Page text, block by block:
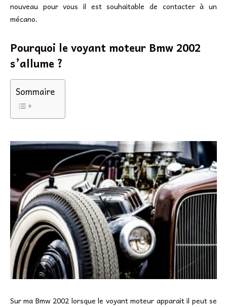
nouveau pour vous il est souhaitable de contacter à un
mécano.
Pourquoi le voyant moteur Bmw 2002
s’allume ?
Sommaire
Sur ma Bmw 2002 lorsque le voyant moteur apparait il peut se